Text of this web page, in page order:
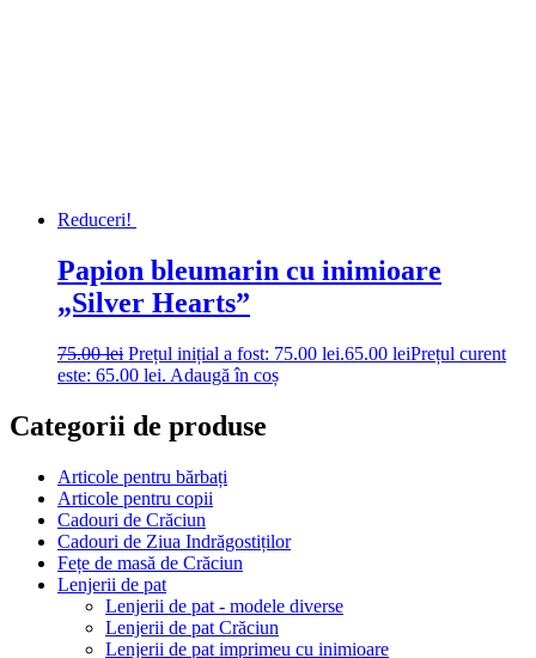
Reduceri!
Papion bleumarin cu inimioare
„Silver Hearts”
75.00lei Prețul inițial a fost: 75.00 lei.65.00 leiPrețul curent
este: 65.00 lei. Adaugă în coș
Categorii de produse
Articole pentru bărbați
Articole pentru copii
Cadouri de Crăciun
Cadouri de Ziua Indrăgostiților
Fețe de masă de Crăciun
Lenjerii de pat
Lenjerii de pat - modele diverse
Lenjerii de pat Crăciun
Lenjerii de pat imprimeu cu inimioare